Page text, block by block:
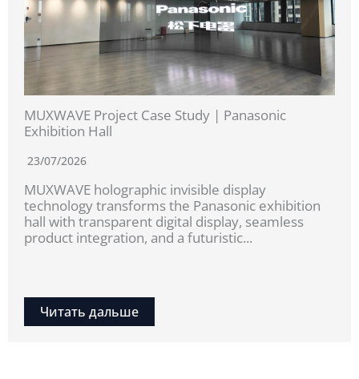
MUXWAVE Project Case Study | Panasonic
Exhibition Hall
23/07/2026
MUXWAVE holographic invisible display
technology transforms the Panasonic exhibition
hall with transparent digital display, seamless
product integration, and a futuristic...
Читать дальше